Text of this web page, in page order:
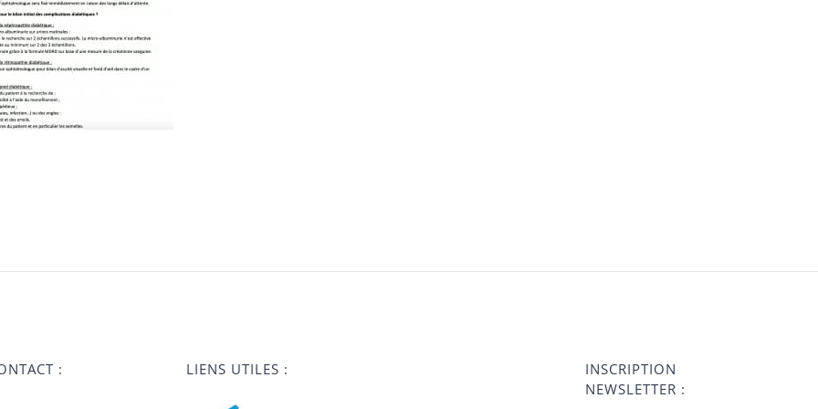
: LIENS UTILES :
INSCRIPTION
NEWSLETTER :